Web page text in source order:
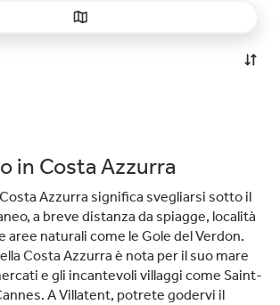
in Costa Azzurra
Azzurra significa svegliarsi sotto il
a breve distanza da spiagge, località
aree naturali come le Gole del Verdon.
Costa Azzurra è nota per il suo mare
e gli incantevoli villaggi come Saint-
A Villatent, potrete godervi il